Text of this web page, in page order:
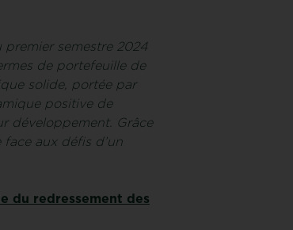
semestre 2024
de portefeuille de
solide, portée par
positive de
développement. Grâce
aux défis d’un
du redressement des